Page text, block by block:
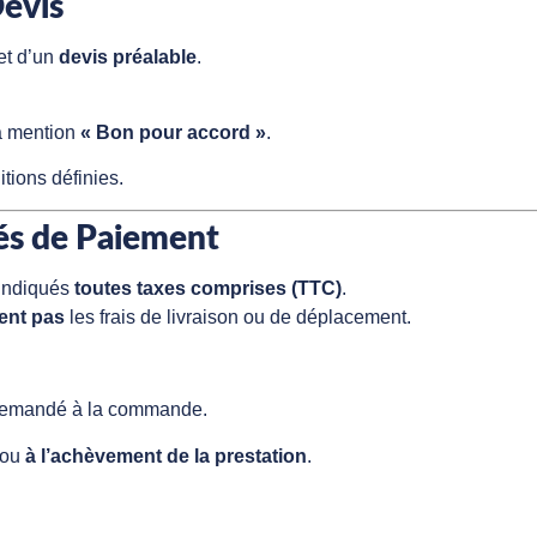
d’un devis préalable.
mention « Bon pour accord ».
définies.
de Paiement
toutes taxes comprises (TTC).
pas les frais de livraison ou de déplacement.
à la commande.
à l’achèvement de la prestation.